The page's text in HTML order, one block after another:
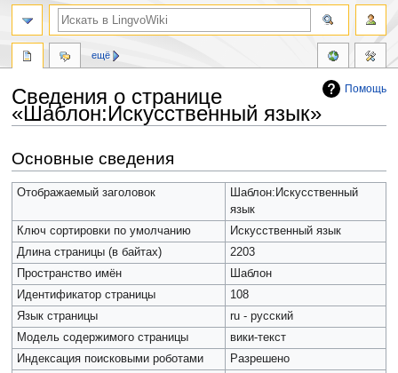
Помощь
Сведения о странице
«Шаблон:Искусственный язык»
к
навигации
к
поиску
Основные сведения
Отображаемый заголовок
Шаблон:Искусственный
язык
Ключ сортировки по умолчанию
Искусственный язык
Длина страницы (в байтах)
2203
Пространство имён
Шаблон
Идентификатор страницы
108
Язык страницы
ru - русский
Модель содержимого страницы
вики-текст
Индексация поисковыми роботами
Разрешено
ещё